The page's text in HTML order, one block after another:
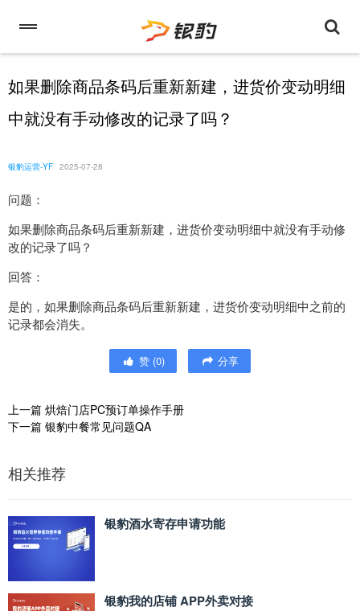
如果删除商品条码后重新新建，进货价变动明细
中就没有手动修改的记录了吗？
银豹运营-YF 2025-07-28
问题：
如果删除商品条码后重新新建，进货价变动明细中就没有手动修
改的记录了吗？
回答：
是的，如果删除商品条码后重新新建，进货价变动明细中之前的
记录都会消失。
赞 (0) 分享
上一篇 烘焙门店PC预订单操作手册
下一篇 银豹中餐常见问题QA
相关推荐
银豹酒水寄存申请功能
银豹我的店铺 APP外卖对接